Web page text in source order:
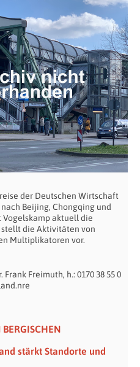
der Deutschen Wirtschaft
Beijing, Chongqing und
Vogelskamp aktuell die
die Aktivitäten von
Multiplikatoren vor.
Freimuth, h.: 0170 38 55 0
stärkt Standorte und